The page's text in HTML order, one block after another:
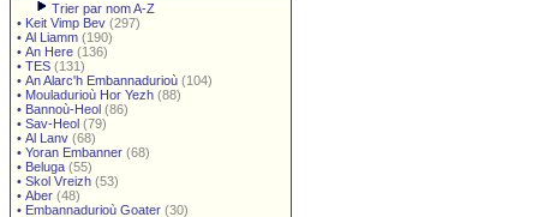
Trier par nom A-Z
• Keit Vimp Bev (297)
• Al Liamm (190)
• An Here (136)
• TES (131)
• An Alarc'h Embannadurioù (104)
• Mouladurioù Hor Yezh (88)
• Bannoù-Heol (86)
• Sav-Heol (79)
• Al Lanv (68)
• Yoran Embanner (68)
• Beluga (55)
• Skol Vreizh (53)
• Aber (48)
• Embannadurioù Goater (30)